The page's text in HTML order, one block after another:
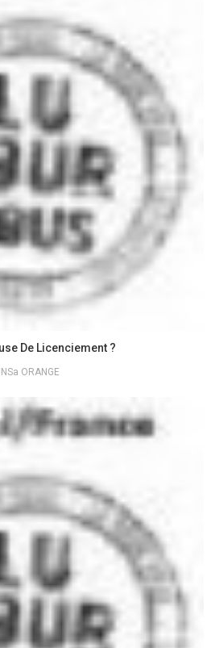
De Licenciement ?
ORANGE